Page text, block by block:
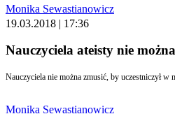
Monika Sewastianowicz
19.03.2018 | 17:36
Nauczyciela ateisty nie
Nauczyciela nie można zmusić, by uczestniczył
Monika Sewastianowicz